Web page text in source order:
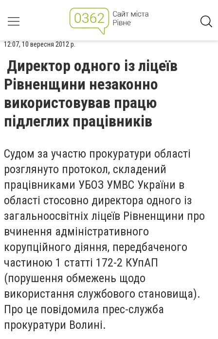
12:07, 10 вересня 2012 р.
Директор одного із ліцеїв
Рівненщини незаконно
використовував працю
підлеглих працівників
Судом за участю прокуратури області
розглянуто протокол, складений
працівниками УБОЗ УМВС України в
області стосовно директора одного із
загальноосвітніх ліцеїв Рівненщини про
вчинення адміністративного
корупційного діяння, передбаченого
частиною 1 статті 172-2 КУпАП
(порушення обмежень щодо
використання службового становища).
Про це повідомила прес-служба
прокуратури Волині.